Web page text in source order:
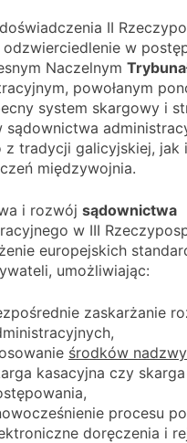
II
odzwierciedlenie w
Naczelnym
powołanym
system skargowy i
sądownictwa
z tradycji galicyjskiej, jak
międzywojnia.
i rozwój sądownictwa
w III
europejskich
umożliwiając:
zaskarżanie
środków
kasacyjna czy
procesu
doręczenia i